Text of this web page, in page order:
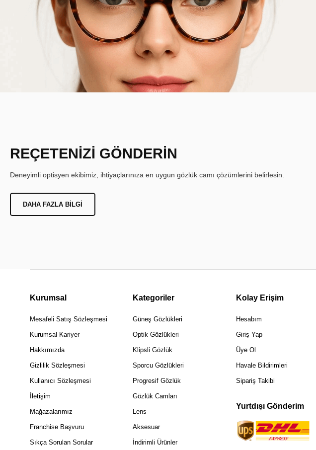
REÇETENİZİ GÖNDERİN
Deneyimli optisyen ekibimiz, ihtiyaçlarınıza en uygun gözlük camı çözümlerini belirlesin.
DAHA FAZLA BILGI
Kurumsal
Mesafeli Satış Sözleşmesi
Kurumsal Kariyer
Hakkımızda
Gizlilik Sözleşmesi
Kullanıcı Sözleşmesi
İletişim
Mağazalarımız
Franchise Başvuru
Sıkça Sorulan Sorular
Kategoriler
Güneş Gözlükleri
Optik Gözlükleri
Klipsli Gözlük
Sporcu Gözlükleri
Progresif Gözlük
Gözlük Camları
Lens
Aksesuar
İndirimli Ürünler
Kolay Erişim
Hesabım
Giriş Yap
Üye Ol
Havale Bildirimleri
Sipariş Takibi
Yurtdışı Gönderim